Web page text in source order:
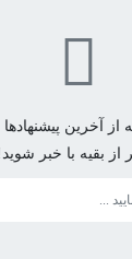
از آخرین
از بقیه با خبر